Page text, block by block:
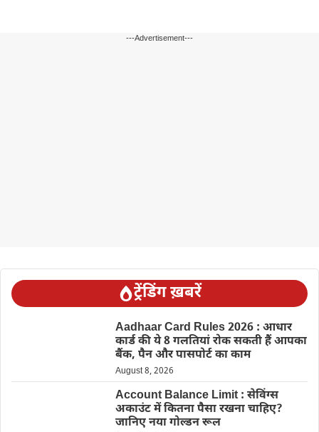
---Advertisement---
ट्रेंडिंग ख़बरें
Aadhaar Card Rules 2026 : आधार
कार्ड की ये 8 गलतियां रोक सकती हैं आपका
बैंक, पैन और पासपोर्ट का काम
August 8, 2026
Account Balance Limit : सेविंग्स
अकाउंट में कितना पैसा रखना चाहिए?
जानिए नया गोल्डन रूल